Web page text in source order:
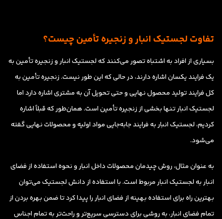
تفاوت لجستیک انبار و زنجیره تأمین چیست؟
بسیاری از افراد به اشتباه تصور می‌کنند که لجستیک انبار و زنجیره تأمین به
یک فرایند یکسان اشاره دارند، در حالی که این طور نیست. زنجیره تأمین به
کل فرایند تولید محصول نهایی و حتی تحویل آن به مشتری اشاره دارد اما
لجستیک انبار تنها بخشی از زنجیره تأمین است. همان‌طور که قبلاً اشاره
کردیم، لجستیک انبار به فرایند جابه‌جایی مواد اولیه و محصولات نهایی گفته
می‌شود.
به عنوان مثال، روش چیدمان محصولات داخل انبار و نحوه استفاده از فضای
انبار به لجستیک انبار مربوط است. با استفاده از دانش لجستیک می‌توان
بهترین راه برای استفاده بهینه از فضای انبار را پیدا کرد تا ضمن بهره بردن از
تمام فضای انبار، به روشی برای دسترسی سریع‌تر و راحت‌تر به تمام اجناس